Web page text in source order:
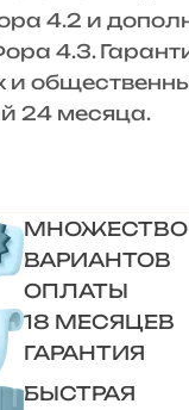
4.2 и
4.3.
и
24 месяца.
МНОЖЕСТВО
ВАРИАНТОВ
ОПЛАТЫ
18 МЕСЯЦЕВ
ГАРАНТИЯ
БЫСТРАЯ